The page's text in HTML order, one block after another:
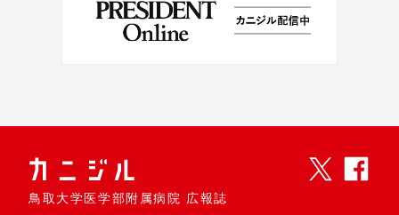
鳥取大学医学部附属病院 広報誌